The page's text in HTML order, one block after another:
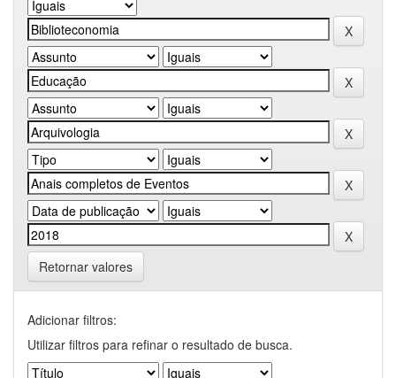
Retornar valores
Adicionar filtros:
Utilizar filtros para refinar o resultado de busca.